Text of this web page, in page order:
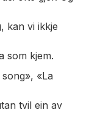
kan vi ikkje
som kjem.
«La
tvil ein av